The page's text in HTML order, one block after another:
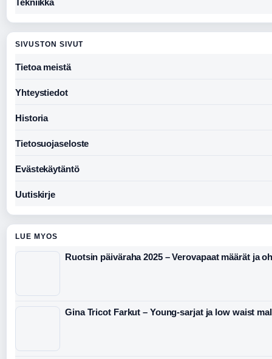
Tekniikka
SIVUSTON SIVUT
Tietoa meistä
Yhteystiedot
Historia
Tietosuojaseloste
Evästekäytäntö
Uutiskirje
LUE MYOS
Ruotsin päiväraha 2025 – Verovapaat määrät ja
Gina Tricot Farkut – Young-sarjat ja low waist